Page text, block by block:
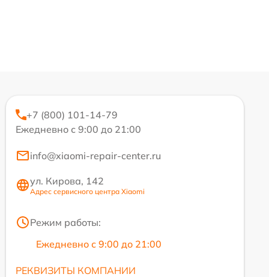
+7 (800) 101-14-79
Ежедневно с 9:00 до 21:00
info@xiaomi-repair-center.ru
ул. Кирова, 142
Адрес сервисного центра Xiaomi
Режим работы:
Ежедневно с 9:00 до 21:00
РЕКВИЗИТЫ КОМПАНИИ